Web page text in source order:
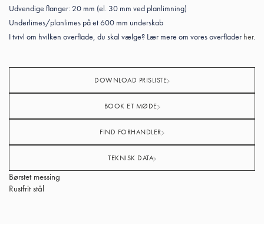
Udvendige flanger: 20 mm (el. 30 mm ved planlimning)
Underlimes/planlimes på et 600 mm underskab
I tvivl om hvilken overflade, du skal vælge? Lær mere om vores overflader her.
DOWNLOAD PRISLISTE
BOOK ET MØDE
FIND FORHANDLER
TEKNISK DATA
Børstet messing
Rustfrit stål